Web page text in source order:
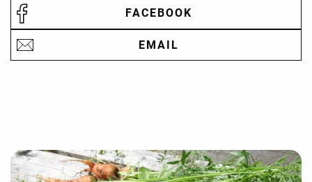
FACEBOOK
EMAIL